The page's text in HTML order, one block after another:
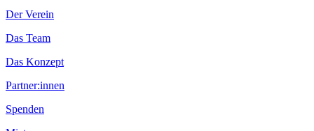
Der Verein
Das Team
Das Konzept
Partner:innen
Spenden